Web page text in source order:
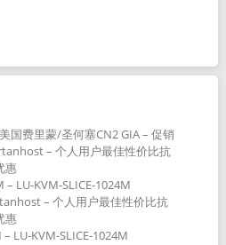
国费里蒙/圣何塞CN2 GIA – 促销
– 个人用户最佳性价比抗
惠
– LU-KVM-SLICE-1024M
– 个人用户最佳性价比抗
惠
LU-KVM-SLICE-1024M